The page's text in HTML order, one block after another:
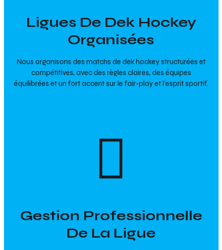
Ligues De Dek Hockey
Organisées
Nous organisons des matchs de dek hockey structurées et
compétitives, avec des règles claires, des équipes
équilibrées et un fort accent sur le fair-play et l’esprit sportif.
Gestion Professionnelle
De La Ligue